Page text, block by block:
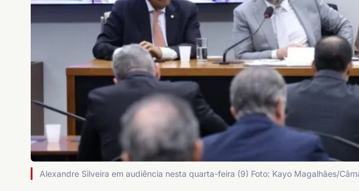
Alexandre Silveira em audiência nesta quarta-feira (9) Foto: Kayo Magalhães/